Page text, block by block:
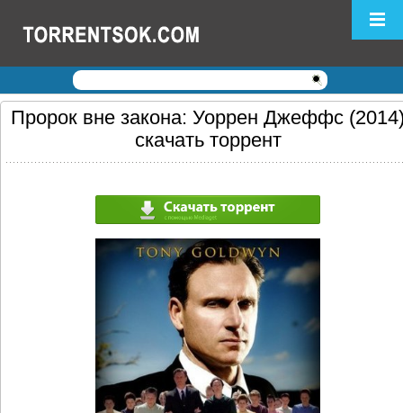
Логин: Пароль:
Забыли пароль?
Пророк вне закона: Уоррен Джеффс
скачать торрент